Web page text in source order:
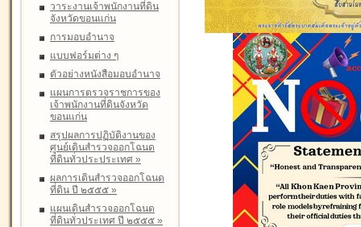
วาระงานเจ้าพนักงานที่ดิน
จังหวัดขอนแก่น
การมอบอำนาจ
แบบฟอร์มต่าง ๆ
ตัวอย่างหนังสือมอบอำนาจ
แผนการตรวจราชการของ
เจ้าพนักงานที่ดินจังหวัด
ขอนแก่น
สรุปผลการปฏิบัติงานของ
ศูนย์เดินสำรวจออกโฉนด
ที่ดินทั่วประประเทศ »
ผลการเดินสำรวจออกโฉนด
ที่ดิน ปี ๒๕๕๕ »
แผนเดินสำรวจออกโฉนด
ที่ดินทั่วประเทศ ปี ๒๕๕๕ »